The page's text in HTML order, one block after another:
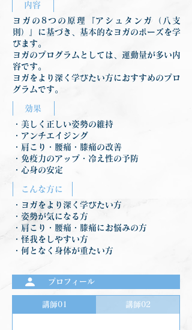
内容
ヨガの8つの原理『アシュタンガ（八支
則）』に基づき、基本的なヨガのポーズを学
びます。
ヨガのプログラムとしては、運動量が多い内
容です。
ヨガをより深く学びたい方におすすめのプロ
グラムです。
効果
・美しく正しい姿勢の維持
・アンチエイジング
・肩こり・腰痛・膝痛の改善
・免疫力のアップ・冷え性の予防
・心身の安定
こんな方に
・ヨガをより深く学びたい方
・姿勢が気になる方
・肩こり・腰痛・膝痛にお悩みの方
・怪我をしやすい方
・何となく身体が重たい方
プロフィール
講師01 講師02